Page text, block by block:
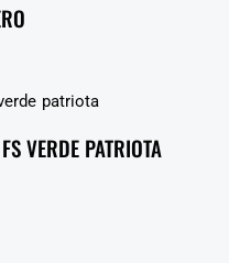
VERDE PATRIOTA